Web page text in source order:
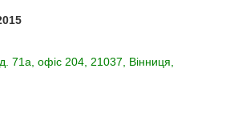
71а, офіс 204, 21037, Вінниця,